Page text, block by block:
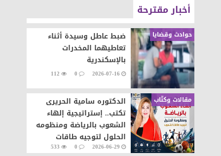
أخبار مقترحة
حوادث وقضايا
ضبط عاطل وسيدة أثناء
تعاطيهما المخدرات
بالإسكندرية
2026-07-16
0
112
مقالات وكتّاب
الدكتوره سامية الحريرى
تكتب.. إستراتيجية إلهاء
الشعوب بالرياضة ومنظومه
الحلول لتوجيه طاقات
الشعوب نحو التطور والابداع
2026-06-29
0
533